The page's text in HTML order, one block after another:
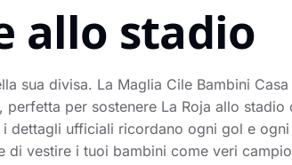
allo stadio
sua divisa. La Maglia Cile Bambini
per sostenere La Roja allo
ufficiali ricordano ogni gol e
di vestire i tuoi bambini come veri